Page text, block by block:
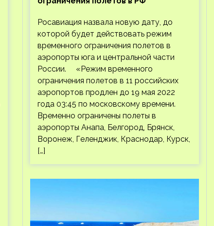
Росавиация назвала новую дату, до
которой будет действовать режим
временного ограничения полетов в
аэропорты юга и центральной части
России. «Режим временного
ограничения полетов в 11 российских
аэропортов продлен до 19 мая 2022
года 03:45 по московскому времени.
Временно ограничены полеты в
аэропорты Анапа, Белгород, Брянск,
Воронеж, Геленджик, Краснодар, Курск,
[…]